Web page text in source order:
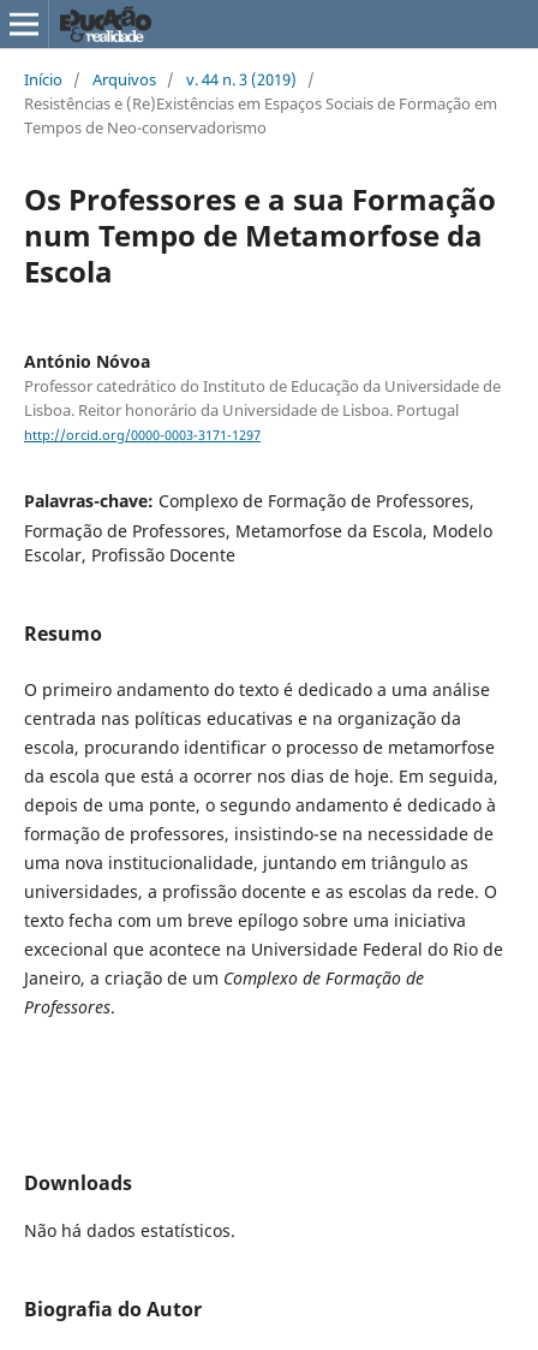
Início / Arquivos / v. 44 n. 3 (2019)
/
Resistências e (Re)Existências em Espaços Sociais de Formação em
Tempos de Neo-conservadorismo
Os Professores e a sua Formação
num Tempo de Metamorfose da
Escola
António Nóvoa
Professor catedrático do Instituto de Educação da Universidade de
Lisboa. Reitor honorário da Universidade de Lisboa. Portugal
http://orcid.org/0000-0003-3171-1297
Palavras-chave: Complexo de Formação de Professores,
Formação de Professores, Metamorfose da Escola, Modelo
Escolar, Profissão Docente
Resumo
O primeiro andamento do texto é dedicado a uma análise
centrada nas políticas educativas e na organização da
escola, procurando identificar o processo de metamorfose
da escola que está a ocorrer nos dias de hoje. Em seguida,
depois de uma ponte, o segundo andamento é dedicado à
formação de professores, insistindo-se na necessidade de
uma nova institucionalidade, juntando em triângulo as
universidades, a profissão docente e as escolas da rede. O
texto fecha com um breve epílogo sobre uma iniciativa
excecional que acontece na Universidade Federal do Rio de
Janeiro, a criação de um Complexo de Formação de
Professores.
Downloads
Não há dados estatísticos.
Biografia do Autor